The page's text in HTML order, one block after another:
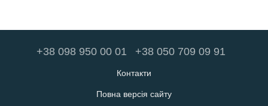
+38 098 950 00 01 +38 050 709 09 91
Контакти
Повна версія сайту